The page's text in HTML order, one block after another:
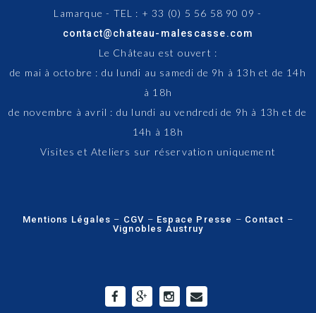
Lamarque - TEL : + 33 (0) 5 56 58 90 09 -
contact@chateau-malescasse.com
Le Château est ouvert :
de mai à octobre : du lundi au samedi de 9h à 13h et de 14h
à 18h
de novembre à avril : du lundi au vendredi de 9h à 13h et de
14h à 18h
Visites et Ateliers sur réservation uniquement
Mentions Légales – CGV – Espace Presse – Contact –
Vignobles Austruy